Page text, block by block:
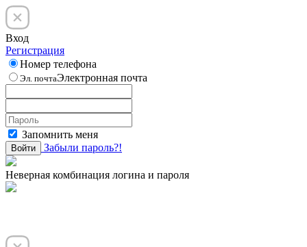
Вход
Регистрация
Номер телефона
Эл. почтаЭлектронная почта
Запомнить меня
Войти Забыли пароль?!
Неверная комбинация логина и пароля